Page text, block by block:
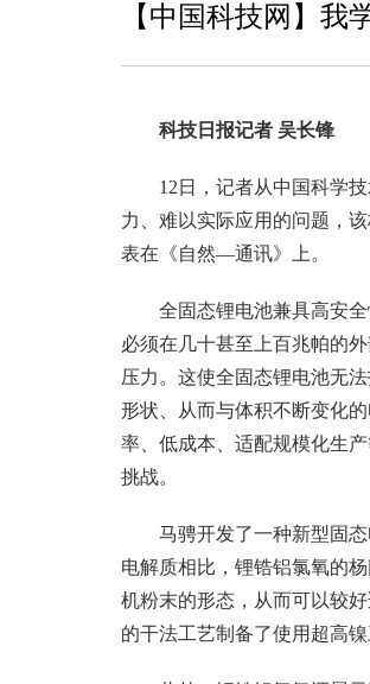
【中国科技网】我
科技日报记者 吴长锋
12日，记者从中国科学
力、难以实际应用的问题，
表在《自然—通讯》上。
全固态锂电池兼具高安
必须在几十甚至上百兆帕的
压力。这使全固态锂电池无
形状、从而与体积不断变化
率、低成本、适配规模化生
挑战。
马骋开发了一种新型固
电解质相比，锂锆铝氯氧的
机粉末的形态，从而可以较
的干法工艺制备了使用超高